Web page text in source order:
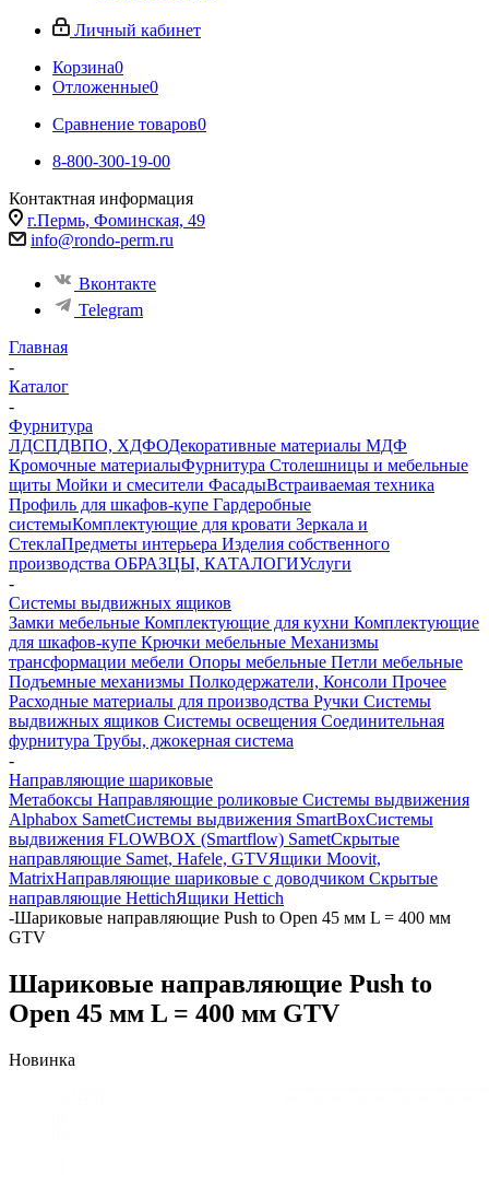
Личный кабинет
Корзина0
Отложенные0
Сравнение товаров0
8-800-300-19-00
Контактная информация
г.Пермь, Фоминская, 49
info@rondo-perm.ru
Вконтакте
Telegram
Главная
-
Каталог
-
Фурнитура
ЛДСПДВПО, ХДФОДекоративные материалы МДФ
Кромочные материалыФурнитура Столешницы и мебельные
щиты Мойки и смесители ФасадыВстраиваемая техника
Профиль для шкафов-купе Гардеробные
системыКомплектующие для кровати Зеркала и
СтеклаПредметы интерьера Изделия собственного
производства ОБРАЗЦЫ, КАТАЛОГИУслуги
-
Системы выдвижных ящиков
Замки мебельные Комплектующие для кухни Комплектующие
для шкафов-купе Крючки мебельные Механизмы
трансформации мебели Опоры мебельные Петли мебельные
Подъемные механизмы Полкодержатели, Консоли Прочее
Расходные материалы для производства Ручки Системы
выдвижных ящиков Системы освещения Соединительная
фурнитура Трубы, джокерная система
-
Направляющие шариковые
Метабоксы Направляющие роликовые Системы выдвижения
Alphabox SametСистемы выдвижения SmartBoxСистемы
выдвижения FLOWBOX (Smartflow) SametСкрытые
направляющие Samet, Hafele, GTVЯщики Moovit,
MatrixНаправляющие шариковые с доводчиком Скрытые
направляющие HettichЯщики Hettich
-Шариковые направляющие Push to Open 45 мм L = 400 мм
GTV
Шариковые направляющие Push to
Open 45 мм L = 400 мм GTV
Новинка